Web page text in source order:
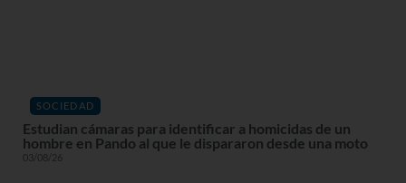
SOCIEDAD
Estudian cámaras para identificar a homicidas de un
hombre en Pando al que le dispararon desde una moto
03/08/26